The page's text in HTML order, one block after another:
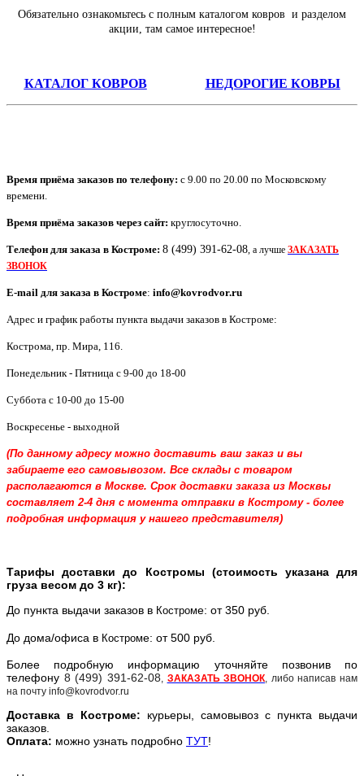
Обязательно ознакомьтесь с полным каталогом ковров и разделом
акции, там самое интересное!
КАТАЛОГ КОВРОВ НЕДОРОГИЕ КОВРЫ
Время приёма заказов по телефону: с 9.00 по 20.00 по Московскому
времени.
Время приёма заказов через сайт: круглосуточно.
Телефон для заказа в Костроме: 8 (499) 391-62-08, а лучше ЗАКАЗАТЬ
ЗВОНОК
E-mail для заказа в Костроме: info@kovrodvor.ru
Адрес и график работы пункта выдачи заказов в Костроме:
Кострома пр. Мира, 116
Понедельник - Пятница с 9-00 до 18-00
Суббота с 10-00 до 15-00
Воскресенье - выходной
(По данному адресу можно доставить ваш заказ и вы
забираете его самовывозом. Все склады с товаром
располагаются в Москве. Срок доставки заказа из Москвы
составляет 2-4 дня с момента отправки в Кострому - более
подробная информация у нашего представителя)
Тарифы доставки до Костромы (стоимость указана для
груза весом до 3 кг):
До пункта выдачи заказов в Костроме: от 350 руб.
До дома/офиса в Костроме: от 500 руб.
Более подробную информацию уточняйте позвонив по
телефону 8 (499) 391-62-08, ЗАКАЗАТЬ ЗВОНОК, либо написав нам
на почту info@kovrodvor.ru
Доставка в Костроме: курьеры, самовывоз с пункта выдачи
заказов.
Оплата: можно узнать подробно ТУТ!